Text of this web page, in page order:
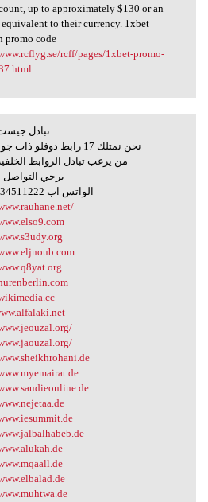
up to approximately $130 or an
to their currency. 1xbet
promo code
rcff/pages/1xbet-promo-
تبادل
تبادل
نحن نمتلك 17 رابط دوفلو ذات جودة عالية
من يرغب تبادل الروابط
يرجي التواصل
00491634511222 الواتس اب